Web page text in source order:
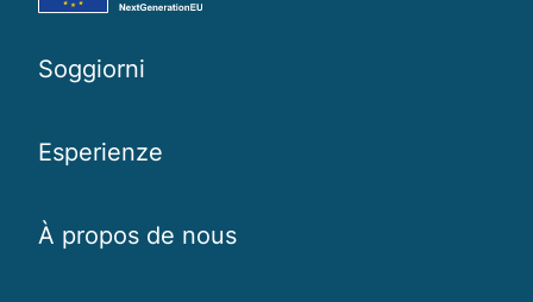
Soggiorni
Esperienze
À propos de nous